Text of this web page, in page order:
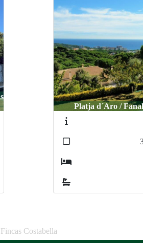
Platja d´Aro /
Fincas Costabella